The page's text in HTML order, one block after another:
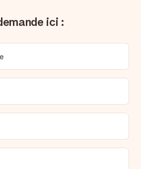
Vous pouvez ainsi être tranquille et
ici :